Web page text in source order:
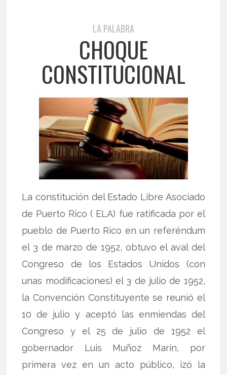
LA PALABRA
CHOQUE
CONSTITUCIONAL
La constitución del Estado Libre Asociado
de Puerto Rico ( ELA) fue ratificada por el
pueblo de Puerto Rico en un referéndum
el 3 de marzo de 1952, obtuvo el aval del
Congreso de los Estados Unidos (con
unas modificaciones) el 3 de julio de 1952,
la Convención Constituyente se reunió el
10 de julio y aceptó las enmiendas del
Congreso y el 25 de julio de 1952 el
gobernador Luis Muñoz Marín, por
primera vez en un acto público, izó la